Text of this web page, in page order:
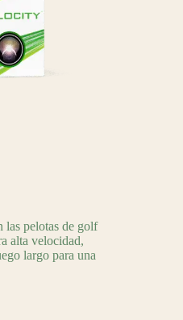
las pelotas de golf
alta velocidad,
largo para una